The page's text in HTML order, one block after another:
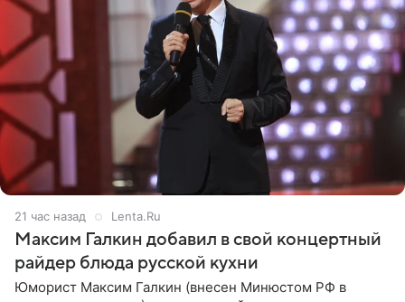
21 час назад Lenta.Ru
Максим Галкин добавил в свой концертный
райдер блюда русской кухни
Юморист Максим Галкин (внесен Минюстом РФ в